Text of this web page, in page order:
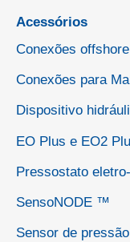
Acessórios
Conexões offshore
Conexões para
Dispositivo
EO Plus e EO2
Pressostato
SensoNODE ™
Sensor de